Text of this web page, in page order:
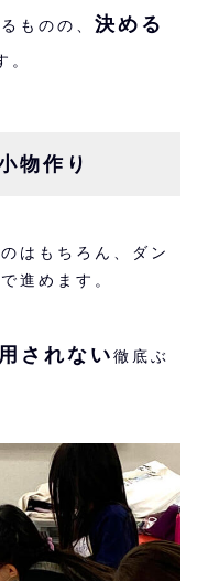
ものの、 決める
。
物作り
はもちろん、ダン
進めます。
されない徹底ぶ